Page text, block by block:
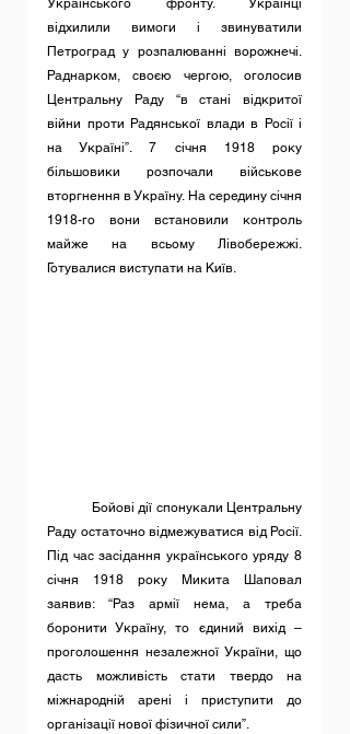
Українського фронту. Українці
відхилили вимоги і звинуватили
Петроград у розпалюванні ворожнечі.
Раднарком, своєю чергою, оголосив
Центральну Раду “в стані відкритої
війни проти Радянської влади в Росії і
на Україні”. 7 січня 1918 року
більшовики розпочали військове
вторгнення в Україну. На середину січня
1918-го вони встановили контроль
майже на всьому Лівобережжі.
Готувалися виступати на Київ.
Раду остаточно відмежуватися від Росії.
Під час засідання українського уряду 8
січня 1918 року Микита Шаповал
заявив: “Раз армії нема, а треба
боронити Україну, то єдиний вихід –
проголошення незалежної України, що
дасть можливість стати твердо на
міжнародній арені і приступити до
організації нової фізичної сили”.